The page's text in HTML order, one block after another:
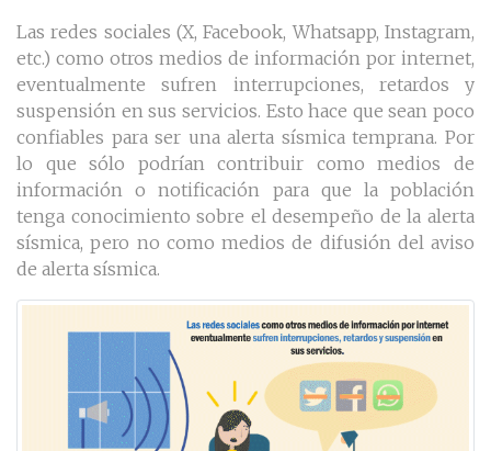
Las redes sociales (X, Facebook, Whatsapp, Instagram,
etc.) como otros medios de información por internet,
eventualmente sufren interrupciones, retardos y
suspensión en sus servicios. Esto hace que sean poco
confiables para ser una alerta sísmica temprana. Por
lo que sólo podrían contribuir como medios de
información o notificación para que la población
tenga conocimiento sobre el desempeño de la alerta
sísmica, pero no como medios de difusión del aviso
de alerta sísmica.